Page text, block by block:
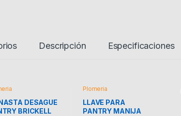
Descripción Especificaciones
DESAGUE
BRICKELL
Plomeria
LLAVE PARA
PANTRY MANIJA